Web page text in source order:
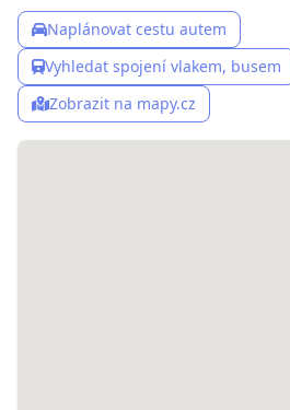
Naplánovat cestu autem
Vyhledat spojení vlakem, busem
Zobrazit na mapy.cz